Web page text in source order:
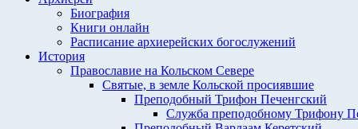
Биография
Книги онлайн
Расписание архиерейских богослужений
История
Православие на Кольском Севере
Святые, в земле Кольской просиявшие
Преподобный Трифон Печенгский
Служба преподобному Трифону